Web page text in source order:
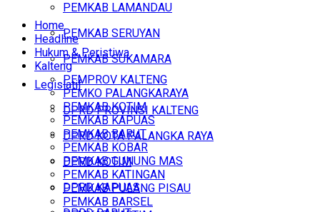
PEMKAB LAMANDAU
PEMKAB SERUYAN
PEMKAB SUKAMARA
Legislatif
DPRD PROVINSI KALTENG
DPRD KOTA PALANGKA RAYA
DPRD KOTIM
DPRD KAPUAS
Home
Headline
Hukum & Peristiwa
Kalteng
PEMPROV KALTENG
PEMKO PALANGKARAYA
PEMKAB KOTIM
PEMKAB KAPUAS
PEMKAB BARUT
PEMKAB KOBAR
PEMKAB GUNUNG MAS
PEMKAB KATINGAN
PEMKAB PULANG PISAU
PEMKAB BARSEL